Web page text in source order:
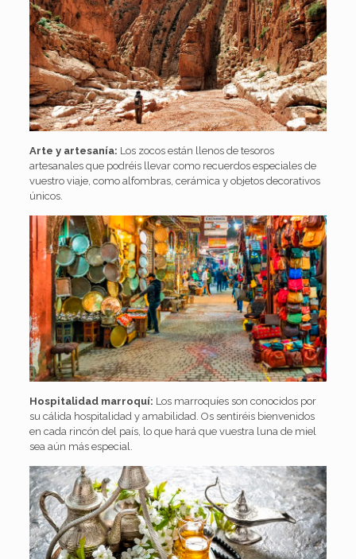
Arte y artesanía: Los zocos están llenos de tesoros
artesanales que podréis llevar como recuerdos especiales de
vuestro viaje, como alfombras, cerámica y objetos decorativos
únicos.
Hospitalidad marroquí: Los marroquíes son conocidos por
su cálida hospitalidad y amabilidad. Os sentiréis bienvenidos
en cada rincón del país, lo que hará que vuestra luna de miel
sea aún más especial.